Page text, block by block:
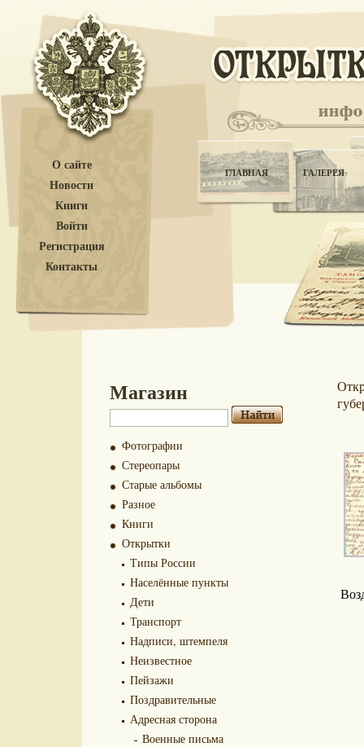
О сайте
Новости
Книги
Войти
Регистрация
Контакты
ГЛАВНАЯ ГАЛЕРЕЯ
Магазин
Фотографии
Стереопары
Старые альбомы
Разное
Книги
Открытки
Типы России
Населённые пункты
Дети
Транспорт
Надписи, штемпеля
Неизвестное
Пейзажи
Поздравительные
Адресная сторона
Военные письма